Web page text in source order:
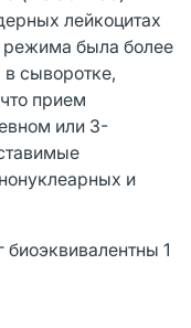
лейкоцитах
режима была более
сыворотке,
прием
или 3-
и
1